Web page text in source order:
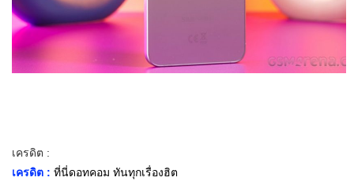
เครดิต :
เครดิต : ที่นี่ดอทคอม ทันทุกเรื่องฮิต